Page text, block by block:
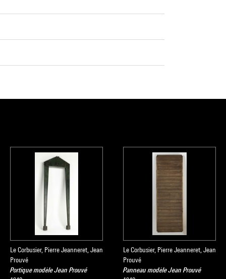
Le Corbusier, Pierre Jeanneret, Jean
Prouvé
Portique modèle Jean Prouvé
Le Corbusier, Pierre Jeanneret, Jean
Prouvé
Panneau modèle Jean Prouvé